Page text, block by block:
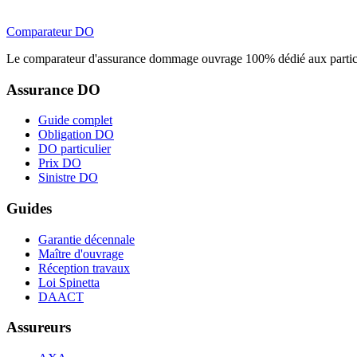
ComparateurDO
Le comparateur d'assurance dommage ouvrage 100% dédié aux
Assurance DO
Guide complet
Obligation DO
DO particulier
Prix DO
Sinistre DO
Guides
Garantie décennale
Maître d'ouvrage
Réception travaux
Loi Spinetta
DAACT
Assureurs